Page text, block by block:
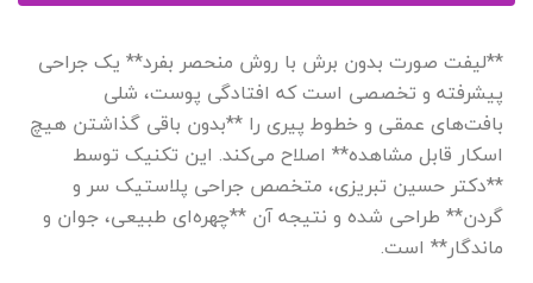
**لیفت صورت بدون برش با روش منحصر بفرد** یک جراحی
پیشرفته و تخصصی است که افتادگی پوست، شلی
بافت‌های عمقی و خطوط پیری را **بدون باقی گذاشتن هیچ
اسکار قابل مشاهده** اصلاح می‌کند. این تکنیک توسط
**دکتر حسین تبریزی، متخصص جراحی پلاستیک سر و
گردن** طراحی شده و نتیجه آن **چهره‌ای طبیعی، جوان و
ماندگار** است.